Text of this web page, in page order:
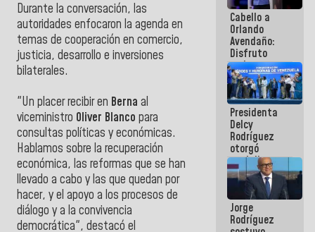
Durante la conversación, las
autoridades enfocaron la agenda en
temas de cooperación en comercio,
justicia, desarrollo e inversiones
bilaterales.
"Un placer recibir en Berna al
viceministro Oliver Blanco para
consultas políticas y económicas.
Hablamos sobre la recuperación
económica, las reformas que se han
llevado a cabo y las que quedan por
hacer, y el apoyo a los procesos de
diálogo y a la convivencia
democrática", destacó el
Cabello a
Orlando
Avendaño:
Disfruto
cada vez
que escribes
porque lo
que haces
es
embarrarla
Presidenta
Delcy
Rodríguez
otorgó
medalla
"Héroe de
Venezuela"
a servidores
públicos
Jorge
Rodríguez